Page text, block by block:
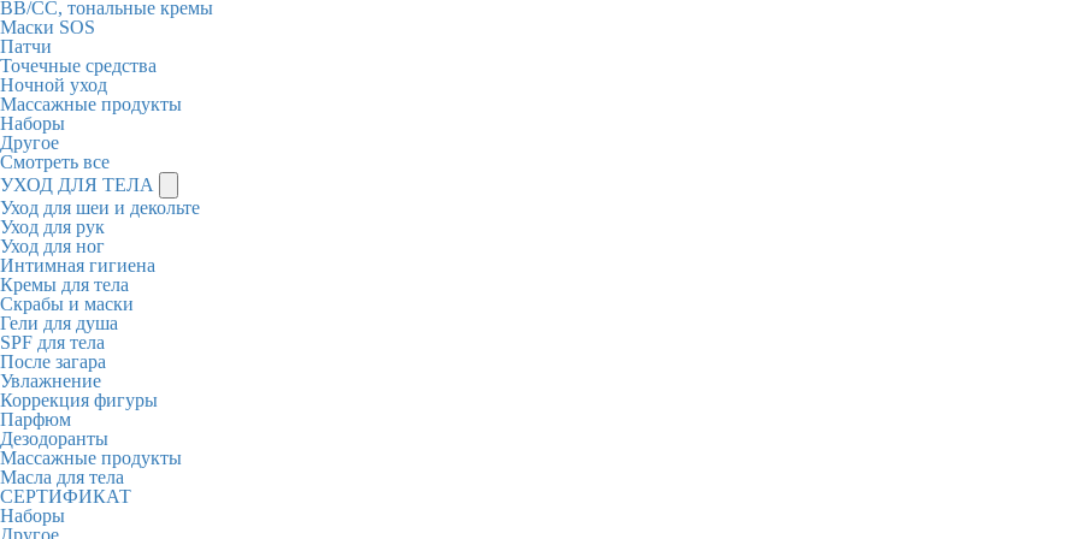
BB/CC, тональные кремы
Маски SOS
Патчи
Точечные средства
Ночной уход
Массажные продукты
Наборы
Другое
Смотреть все
УХОД ДЛЯ ТЕЛА
Уход для шеи и декольте
Уход для рук
Уход для ног
Интимная гигиена
Кремы для тела
Скрабы и маски
Гели для душа
SPF для тела
После загара
Увлажнение
Коррекция фигуры
Парфюм
Дезодоранты
Массажные продукты
Масла для тела
СЕРТИФИКАТ
Наборы